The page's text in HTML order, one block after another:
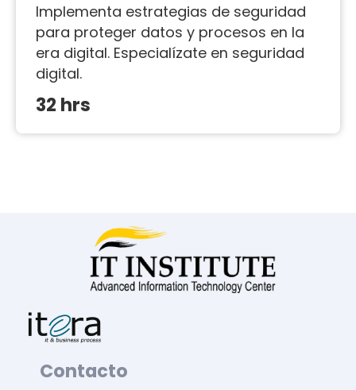
Implementa estrategias de seguridad
para proteger datos y procesos en la
era digital. Especialízate en seguridad
digital.
32 hrs
Contacto